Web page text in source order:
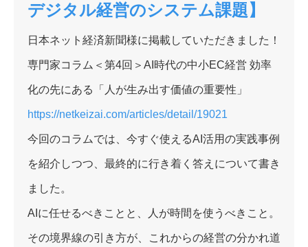
デジタル経営のシステム課題】
日本ネット経済新聞様に掲載していただきました！
専門家コラム＜第4回＞AI時代の中小EC経営 効率
化の先にある「人が生み出す価値の重要性」
https://netkeizai.com/articles/detail/19021
今回のコラムでは、今すぐ使えるAI活用の実践事例
を紹介しつつ、最終的に行き着く答えについて書き
ました。
AIに任せるべきことと、人が時間を使うべきこと。
その境界線の引き方が、これからの経営の分かれ道